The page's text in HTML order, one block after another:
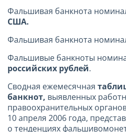
Фальшивая банкнота
США.
Фальшивая банкнота
Фальшивые банкноты
российских рублей.
Сводная ежемесячная
банкнот, выявленных
правоохранительных
10 апреля 2006 года,
о тенденциях